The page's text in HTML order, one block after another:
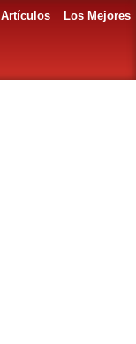
Artículos
Los Mejores